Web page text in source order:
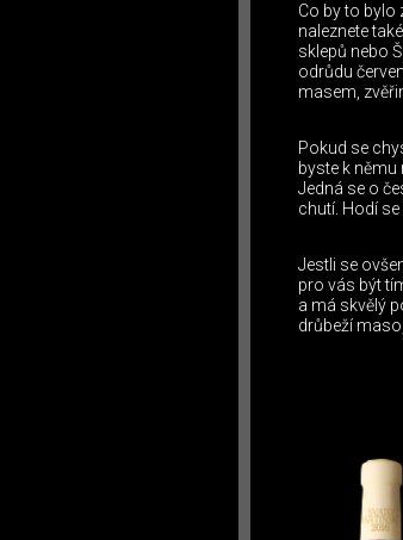
Co by to bylo
naleznete
sklepů nebo
odrůdu
masem,
Pokud se
byste k
Jedná se o
chutí. Hodí
Jestli se
pro vás být
a má skvělý
drůbeží